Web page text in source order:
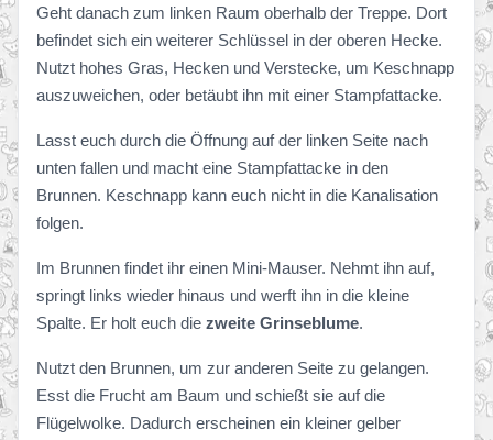
Geht danach zum linken Raum oberhalb der Treppe. Dort
befindet sich ein weiterer Schlüssel in der oberen Hecke.
Nutzt hohes Gras, Hecken und Verstecke, um Keschnapp
auszuweichen, oder betäubt ihn mit einer Stampfattacke.
Lasst euch durch die Öffnung auf der linken Seite nach
unten fallen und macht eine Stampfattacke in den
Brunnen. Keschnapp kann euch nicht in die Kanalisation
folgen.
Im Brunnen findet ihr einen Mini-Mauser. Nehmt ihn auf,
springt links wieder hinaus und werft ihn in die kleine
Spalte. Er holt euch die zweite Grinseblume.
Nutzt den Brunnen, um zur anderen Seite zu gelangen.
Esst die Frucht am Baum und schießt sie auf die
Flügelwolke. Dadurch erscheinen ein kleiner gelber